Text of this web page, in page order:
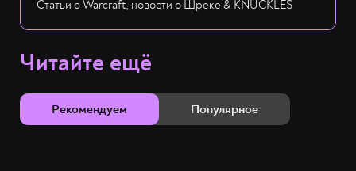
Статьи о Warcraft, новости о Шреке & KNUCKLES
Читайте ещё
Рекомендуем Популярное